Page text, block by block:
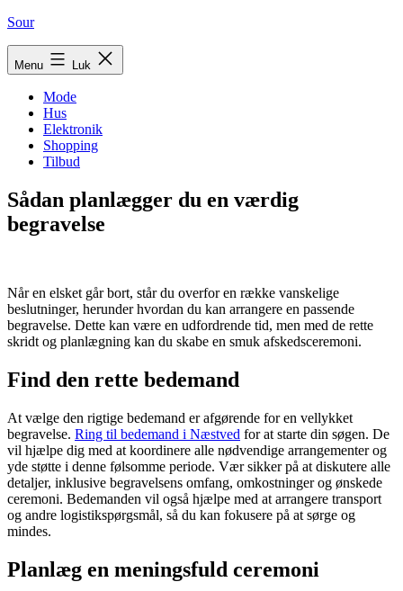
Fortsæt
Sour
Menu Luk
Mode
Hus
Elektronik
Shopping
Tilbud
Sådan planlægger du en værdig
begravelse
Når en elsket går bort, står du overfor en række vanskelige
beslutninger, herunder hvordan du kan arrangere en passende
begravelse. Dette kan være en udfordrende tid, men med de rette
skridt og planlægning kan du skabe en smuk afskedsceremoni.
Find den rette bedemand
At vælge den rigtige bedemand er afgørende for en vellykket
begravelse. Ring til bedemand i Næstved for at starte din søgen. De
vil hjælpe dig med at koordinere alle nødvendige arrangementer og
yde støtte i denne følsomme periode. Vær sikker på at diskutere alle
detaljer, inklusive begravelsens omfang, omkostninger og ønskede
ceremoni. Bedemanden vil også hjælpe med at arrangere transport
og andre logistikspørgsmål, så du kan fokusere på at sørge og
mindes.
Planlæg en meningsfuld ceremoni